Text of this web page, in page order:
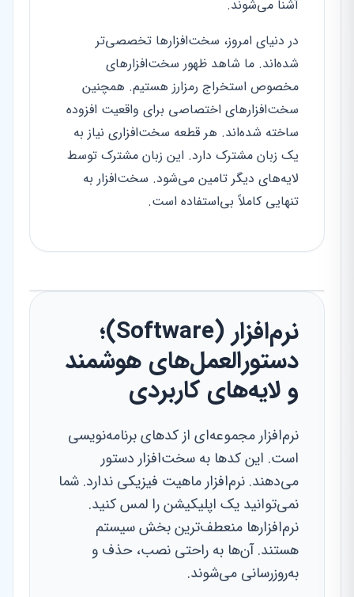
آشنا می‌شوند.
در دنیای امروز، سخت‌افزارها تخصصی‌تر
شده‌اند. ما شاهد ظهور سخت‌افزارهای
مخصوص استخراج رمزارز هستیم. همچنین
سخت‌افزارهای اختصاصی برای واقعیت افزوده
ساخته شده‌اند. هر قطعه سخت‌افزاری نیاز به
یک زبان مشترک دارد. این زبان مشترک توسط
لایه‌های دیگر تامین می‌شود. سخت‌افزار به
تنهایی کاملاً بی‌استفاده است.
نرم‌افزار (Software)؛
دستورالعمل‌های هوشمند
و لایه‌های کاربردی
نرم‌افزار مجموعه‌ای از کدهای برنامه‌نویسی
است. این کدها به سخت‌افزار دستور
می‌دهند. نرم‌افزار ماهیت فیزیکی ندارد. شما
نمی‌توانید یک اپلیکیشن را لمس کنید.
نرم‌افزارها منعطف‌ترین بخش سیستم
هستند. آن‌ها به راحتی نصب، حذف و
به‌روزرسانی می‌شوند.